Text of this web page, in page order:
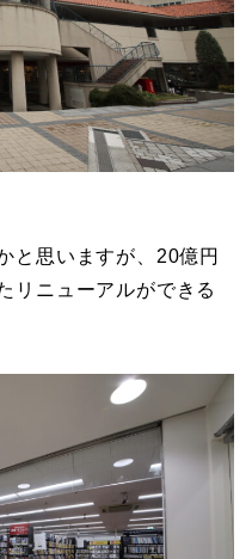
と思いますが、20億円
リニューアルができる